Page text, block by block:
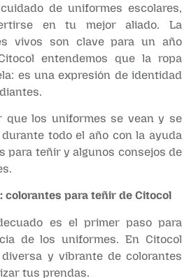
de uniformes escolares,
en tu mejor aliado. La
vivos son clave para un año
entendemos que la ropa
es una expresión de identidad
que los uniformes se vean y se
todo el año con la ayuda
para teñir y algunos consejos de
colorantes para teñir de Citocol
es el primer paso para
de los uniformes. En Citocol
y vibrante de colorantes
tus prendas.